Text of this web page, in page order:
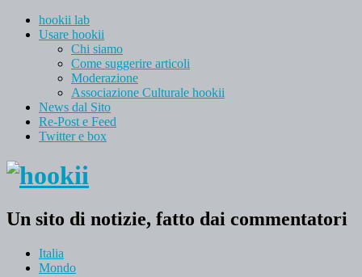
hookii lab
Usare hookii
Chi siamo
Come suggerire articoli
Moderazione
Associazione Culturale hookii
News dal Sito
Re-Post e Feed
Twitter e box
Un sito di notizie, fatto dai commentatori
Italia
Mondo